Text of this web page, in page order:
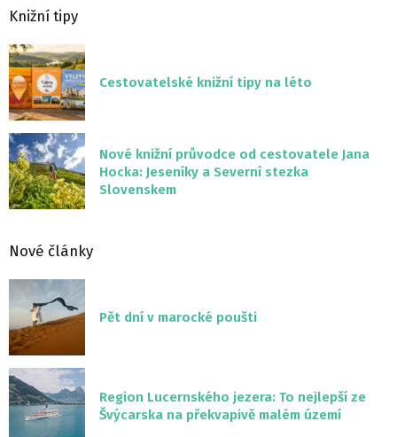
Knižní tipy
Cestovatelské knižní tipy na léto
Nové knižní průvodce od cestovatele Jana
Hocka: Jeseníky a Severní stezka
Slovenskem
Nové články
Pět dní v marocké poušti
Region Lucernského jezera: To nejlepší ze
Švýcarska na překvapivě malém území